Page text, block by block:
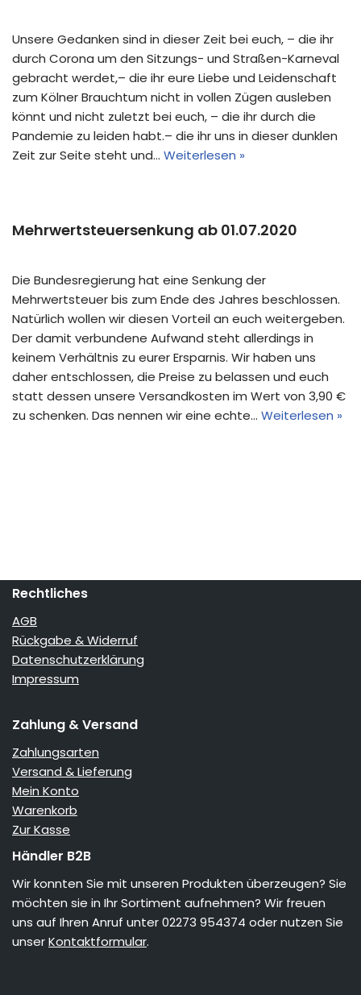
Unsere Gedanken sind in dieser Zeit bei euch, – die ihr
durch Corona um den Sitzungs- und Straßen-Karneval
gebracht werdet,– die ihr eure Liebe und Leidenschaft
zum Kölner Brauchtum nicht in vollen Zügen ausleben
könnt und nicht zuletzt bei euch, – die ihr durch die
Pandemie zu leiden habt.– die ihr uns in dieser dunklen
Zeit zur Seite steht und… Weiterlesen »
Mehrwertsteuersenkung ab 01.07.2020
Die Bundesregierung hat eine Senkung der
Mehrwertsteuer bis zum Ende des Jahres beschlossen.
Natürlich wollen wir diesen Vorteil an euch weitergeben.
Der damit verbundene Aufwand steht allerdings in
keinem Verhältnis zu eurer Ersparnis. Wir haben uns
daher entschlossen, die Preise zu belassen und euch
statt dessen unsere Versandkosten im Wert von 3,90 €
zu schenken. Das nennen wir eine echte… Weiterlesen »
Rechtliches
AGB
Rückgabe & Widerruf
Datenschutzerklärung
Impressum
Zahlung & Versand
Zahlungsarten
Versand & Lieferung
Mein Konto
Warenkorb
Zur Kasse
Händler B2B
Wir konnten Sie mit unseren Produkten überzeugen? Sie
möchten sie in Ihr Sortiment aufnehmen? Wir freuen
uns auf Ihren Anruf unter 02273 954374 oder nutzen Sie
unserKontaktformular.